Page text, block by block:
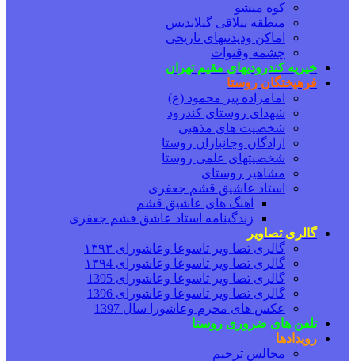
کوه میشو
منطقه ییلاقی گیلاندیس
اماکن ودیدنیهای تاریخی
چشمه وقنوات
خیریه کندرودیهای مقیم تهران
فرهیختگان روستا
امامزاده پیر محمود (ع)
شهدای روستای کندرود
شخصیت های مذهبی
ازادگان وجانبازان روستا
شخصیتهای علمی روستا
مشاهیر روستای
استاد عاشیق قشم جعفری
آهنگ های عاشیق قشم
زندگینامه استاد عاشق قشم جعفری
گالری تصاویر
گالری تصا ویر تاسوعا وعاشورای ۱۳۹۳
گالری تصا ویر تاسوعا وعاشورای ۱۳۹4
گالری تصا ویر تاسوعا وعاشورای 1395
گالری تصا ویر تاسوعا وعاشورای 1396
عکس های محرم وعاشورا سال 1397
تلفن های ضروری روستا
رویدادها
مجالس ترحیم